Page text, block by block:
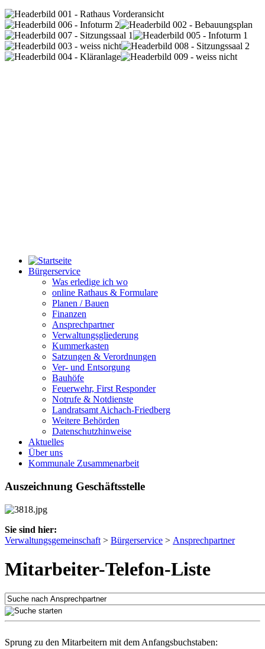
Bürgerservice
Was erledige ich wo
online Rathaus & Formulare
Planen / Bauen
Finanzen
Ansprechpartner
Verwaltungsgliederung
Kummerkasten
Satzungen & Verordnungen
Ver- und Entsorgung
Bauhöfe
Feuerwehr, First Responder
Notrufe & Notdienste
Landratsamt Aichach-Friedberg
Weitere Behörden
Datenschutzhinweise
Aktuelles
Über uns
Kommunale Zusammenarbeit
Auszeichnung Geschäftsstelle
Sie sind hier:
Verwaltungsgemeinschaft > Bürgerservice > Ansprechpartner
Mitarbeiter-Telefon-Liste
Sprung zu den Mitarbeitern mit dem Anfangsbuchstaben: